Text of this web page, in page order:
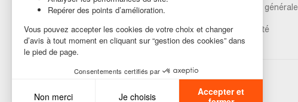
Conditions
Accessibilité